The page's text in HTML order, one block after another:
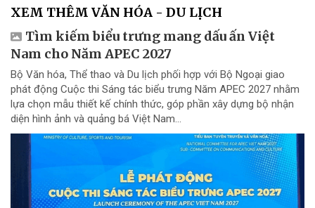
XEM THÊM VĂN HÓA - DU LỊCH
Tìm kiếm biểu trưng mang dấu ấn Việt
Nam cho Năm APEC 2027
Bộ Văn hóa, Thể thao và Du lịch phối hợp với Bộ Ngoại giao
phát động Cuộc thi Sáng tác biểu trưng Năm APEC 2027 nhằm
lựa chọn mẫu thiết kế chính thức, góp phần xây dựng bộ nhận
diện hình ảnh và quảng bá Việt Nam...